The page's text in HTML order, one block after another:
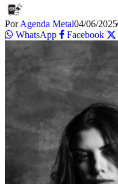
Por Agenda Metal04/06/2025
WhatsApp
Facebook